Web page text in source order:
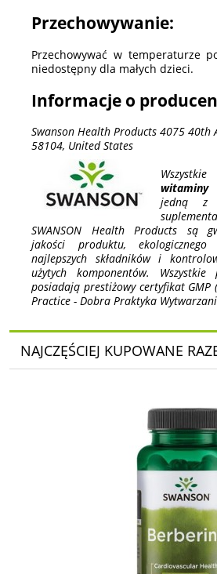
Przechowywanie:
Przechowywać w temperaturze
niedostępny dla małych dzieci.
Informacje o
Swanson Health Products 4075 40th
58104, United States
witaminy
jedną z
SWANSON Health Products są
jakości produktu, ekologicznego
najlepszych składników i
użytych komponentów. Wszystkie
posiadają prestiżowy certyfikat GMP
Practice - Dobra Praktyka
NAJCZĘŚCIEJ KUPOWANE